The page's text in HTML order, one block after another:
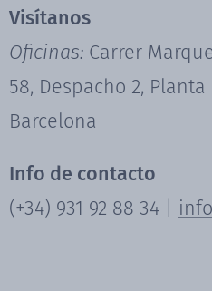
Visítanos
Oficinas: Carrer
58, Despacho 2, Planta
Barcelona
Info de contacto
(+34) 931 92 88 34 |